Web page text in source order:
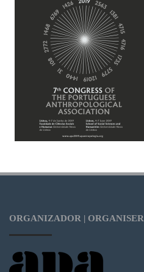
ORGANIZADOR | ORGANISER